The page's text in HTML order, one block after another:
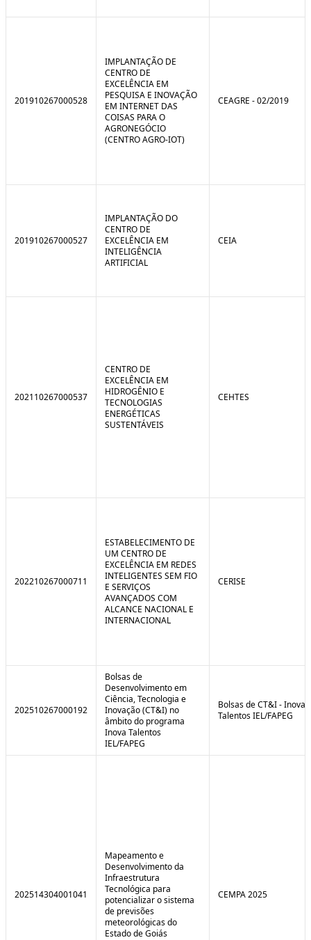
201910267000528
IMPLANTAÇÃO DE
CENTRO DE
EXCELÊNCIA EM
PESQUISA E INOVAÇÃO
EM INTERNET DAS
COISAS PARA O
AGRONEGÓCIO
(CENTRO AGRO-IOT)
CEAGRE - 02/2019
201910267000527
IMPLANTAÇÃO DO
CENTRO DE
EXCELÊNCIA EM
INTELIGÊNCIA
ARTIFICIAL
CEIA
202110267000537
CENTRO DE
EXCELÊNCIA EM
HIDROGÊNIO E
TECNOLOGIAS
ENERGÉTICAS
SUSTENTÁVEIS
CEHTES
202210267000711
ESTABELECIMENTO DE
UM CENTRO DE
EXCELÊNCIA EM REDES
INTELIGENTES SEM FIO
E SERVIÇOS
AVANÇADOS COM
ALCANCE NACIONAL E
INTERNACIONAL
CERISE
202510267000192
Bolsas de
Desenvolvimento em
Ciência, Tecnologia e
Inovação (CT&I) no
âmbito do programa
Inova Talentos
IEL/FAPEG
Bolsas de CT&I - Inova
Talentos IEL/FAPEG
202514304001041
Mapeamento e
Desenvolvimento da
Infraestrutura
Tecnológica para
potencializar o sistema
de previsões
meteorológicas do
Estado de Goiás
CEMPA 2025